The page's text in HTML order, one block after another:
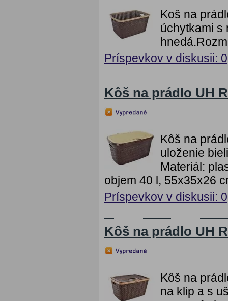
Koš na
úchytkami s
Príspevkov v diskusii: 0
Kôš na prádlo UH
Kôš na
uloženie
Materiál:
objem 40 l, 55x35x26
Príspevkov v diskusii: 0
Kôš na prádlo UH
Kôš na
na klip a s